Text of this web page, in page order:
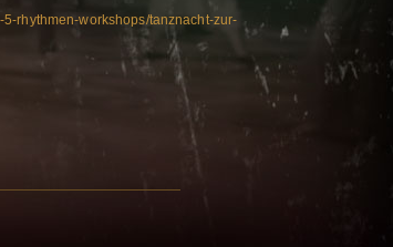
rhythmen-workshops/tanznacht-zur-